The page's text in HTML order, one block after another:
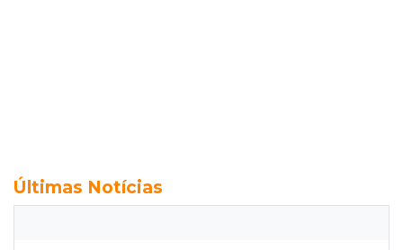
Últimas Notícias